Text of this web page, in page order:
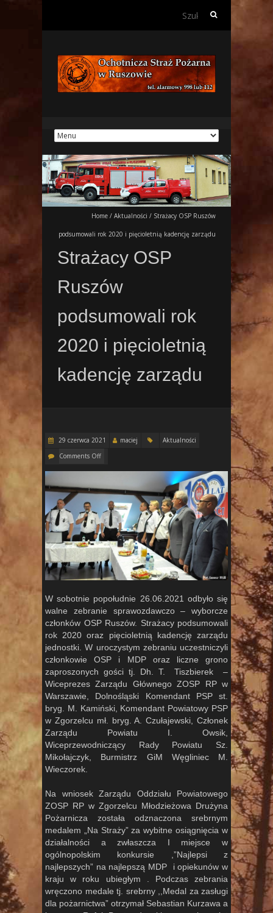
Szukaj:
Home / Aktualności / Strażacy OSP Ruszów
podsumowali rok 2020 i pięcioletnią kadencję zarządu
Strażacy OSP
Ruszów
podsumowali rok
2020 i pięcioletnią
kadencję zarządu
29 czerwca 2021 maciej
Aktualności
Comments Off
W sobotnie popołudnie 26.06.2021 odbyło się
walne zebranie sprawozdawczo – wyborcze
członków OSP Ruszów. Strażacy podsumowali
rok 2020 oraz pięcioletnią kadencję zarządu
jednostki. W uroczystym zebraniu uczestniczyli
członkowie OSP i MDP oraz liczne grono
zaproszonych gości tj. Dh. T. Tiszbierek –
Wiceprezes Zarządu Głównego ZOSP RP w
Warszawie, Dolnośląski Komendant PSP st.
bryg. M. Kamiński, Komendant Powiatowy PSP
w Zgorzelcu mł. bryg. A. Czułajewski, Członek
Zarządu Powiatu I. Owsik,
Wiceprzewodniczący Rady Powiatu Sz.
Mikołajczyk, Burmistrz GiM Węgliniec M.
Wieczorek.
Na wniosek Zarządu Oddziału Powiatowego
ZOSP RP w Zgorzelcu Młodzieżowa Drużyna
Pożarnicza została odznaczona srebrnym
medalem „Na Straży” za wybitne osiągnięcia w
działalności a zwłaszcza I miejsce w
ogólnopolskim konkursie ,”Najlepsi z
najlepszych” na najlepszą MDP i opiekunów w
kraju w roku ubiegłym . Podczas zebrania
wręczono medale tj. srebrny ,,Medal za zasługi
dla pożarnictwa” otrzymał Sebastian Kurzawa a